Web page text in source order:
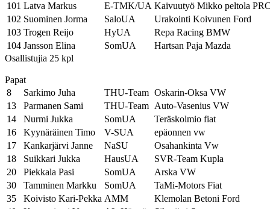
101 Latva Markus E-TMK/UA Kaivuutyö Mikko peltola
102 Suominen Jorma SaloUA
Urakointi Koivunen Ford
103 Trogen Reijo HyUA
Repa Racing BMW
104 Jansson Elina SomUA
Hartsan Paja Mazda
Osallistujia 25 kpl
Papat
8
Sarkimo Juha THU-Team Oskarin-Oksa VW
13
Parmanen Sami THU-Team Auto-Vasenius VW
14
Nurmi Jukka SomUA
Teräskolmio fiat
16
Kyynäräinen Timo V-SUA
epäonnen vw
17
Kankarjärvi Janne NaSU
Osahankinta Vw
18
Suikkari Jukka HausUA
SVR-Team Kupla
20
Piekkala Pasi SomUA
Arska VW
30
Tamminen Markku SomUA
TaMi-Motors Fiat
35
Koivisto Kari-Pekka AMM
Klemolan Betoni Ford